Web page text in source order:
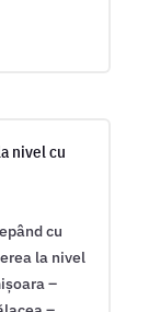
nivel cu
cu
la nivel
–